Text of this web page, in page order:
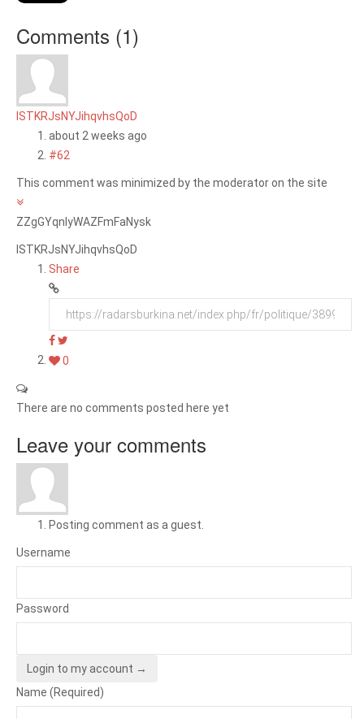
Comments (1)
lSTKRJsNYJihqvhsQoD
about 2 weeks ago
#62
This comment was minimized by the moderator on the site
ZZgGYqnlyWAZFmFaNysk
lSTKRJsNYJihqvhsQoD
Share
0
There are no comments posted here yet
Leave your comments
Posting comment as a guest.
Username
Password
Login to my account →
Name (Required)